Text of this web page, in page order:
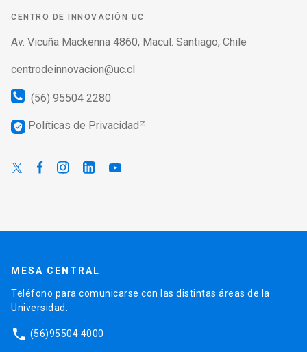
CENTRO DE INNOVACIÓN UC
Av. Vicuña Mackenna 4860, Macul. Santiago, Chile
centrodeinnovacion@uc.cl
(56) 95504 2280
verified_user Políticas de Privacidad
MESA CENTRAL
Teléfono para comunicarse con las distintas áreas de la
Universidad.
phone (56)95504 4000